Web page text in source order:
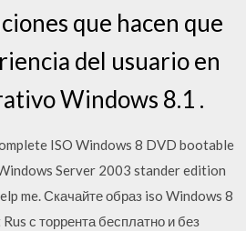
que hacen que
del usuario en
Windows 8.1 .
ISO Windows 8 DVD bootable
Server 2003 stander edition
me. Скачайте образ iso Windows 8
с торрента бесплатно и без